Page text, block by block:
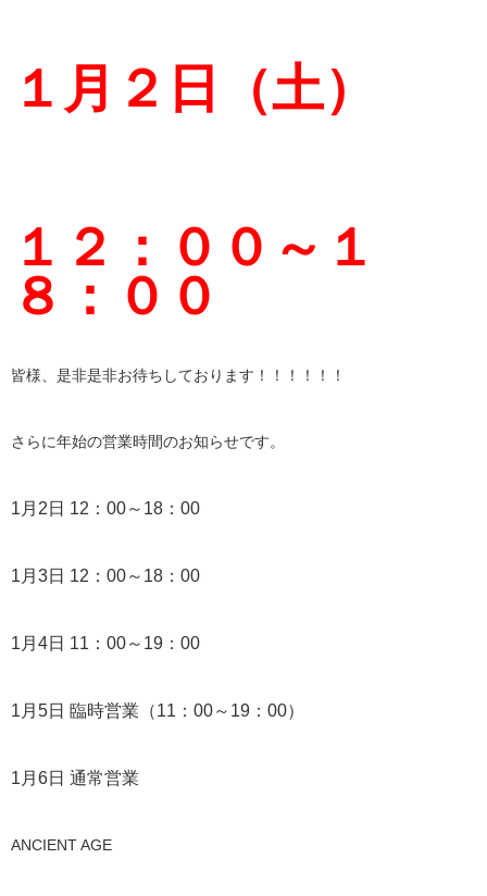
１月２日（土）
１２：００～１
８：００
皆様、是非是非お待ちしております！！！！！！
さらに年始の営業時間のお知らせです。
1月2日 12：00～18：00
1月3日 12：00～18：00
1月4日 11：00～19：00
1月5日 臨時営業（11：00～19：00）
1月6日 通常営業
ANCIENT AGE